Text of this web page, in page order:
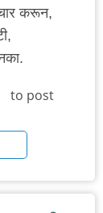
करून,
to post